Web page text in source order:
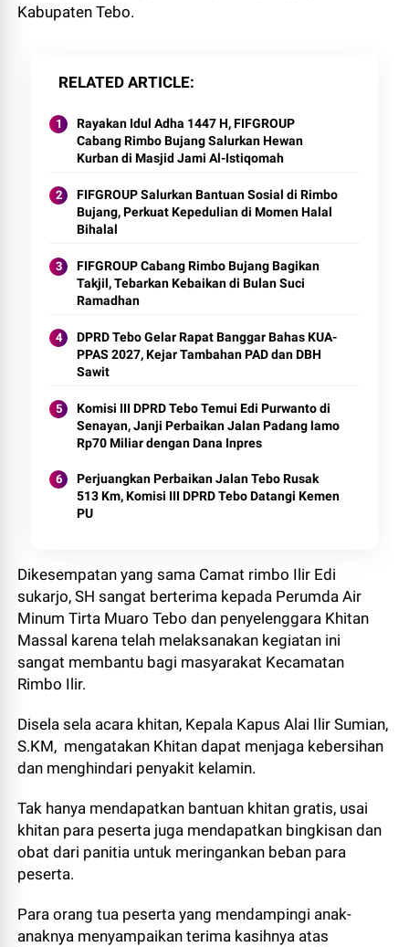
Kabupaten Tebo.
RELATED ARTICLE
Rayakan Idul Adha 1447 H, FIFGROUP
Cabang Rimbo Bujang Salurkan Hewan
Kurban di Masjid Jami Al-Istiqomah
FIFGROUP Salurkan Bantuan Sosial di Rimbo
Bujang, Perkuat Kepedulian di Momen Halal
Bihalal
FIFGROUP Cabang Rimbo Bujang Bagikan
Takjil, Tebarkan Kebaikan di Bulan Suci
Ramadhan
DPRD Tebo Gelar Rapat Banggar Bahas KUA-
PPAS 2027, Kejar Tambahan PAD dan DBH
Sawit
Komisi III DPRD Tebo Temui Edi Purwanto di
Senayan, Janji Perbaikan Jalan Padang lamo
Rp70 Miliar dengan Dana Inpres
Perjuangkan Perbaikan Jalan Tebo Rusak
513 Km, Komisi III DPRD Tebo Datangi Kemen
PU
Dikesempatan yang sama Camat rimbo Ilir Edi
sukarjo, SH sangat berterima kepada Perumda Air
Minum Tirta Muaro Tebo dan penyelenggara Khitan
Massal karena telah melaksanakan kegiatan ini
sangat membantu bagi masyarakat Kecamatan
Rimbo Ilir.
Disela sela acara khitan, Kepala Kapus Alai Ilir Sumian,
S.KM, mengatakan Khitan dapat menjaga kebersihan
dan menghindari penyakit kelamin.
Tak hanya mendapatkan bantuan khitan gratis, usai
khitan para peserta juga mendapatkan bingkisan dan
obat dari panitia untuk meringankan beban para
peserta.
Para orang tua peserta yang mendampingi anak-
anaknya menyampaikan terima kasihnya atas